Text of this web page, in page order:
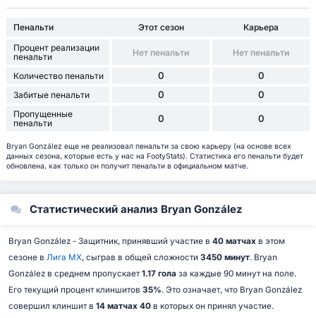
Пенальти Этот сезон
Карьера
Процент реализации
пенальти
Нет пенальти Нет пенальти
Количество пенальти 0 0
Забитые пенальти 0 0
Пропущенные
пенальти
0 0
Bryan González еще не реализовал пенальти за свою карьеру (на основе всех
данных сезона, которые есть у нас на FootyStats). Статистика его пенальти будет
обновлена, как только он получит пенальти в официальном матче.
Статистический анализ Bryan González
Bryan González - Защитник, принявший участие в 40 матчахв этом
сезоне в Лига МХ, сыграв в общей сложности 3450 минут. Bryan
González в среднем пропускает1.17 гола за каждые 90 минут на поле.
Его текущий процент клиншитов 35%. Это означает, что Bryan González
совершил клиншит в 14 матчах 40в которых он принял участие.